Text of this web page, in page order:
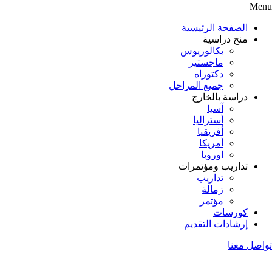
Menu
الصفحة الرئيسية
منح دراسية
بكالوريوس
ماجستير
دكتوراه
جميع المراحل
دراسة بالخارج
آسيا
أستراليا
أفريقيا
أمريكا
اوروبا
تداريب ومؤتمرات
تداريب
زمالة
مؤتمر
كورسات
إرشادات التقديم
تواصل معنا